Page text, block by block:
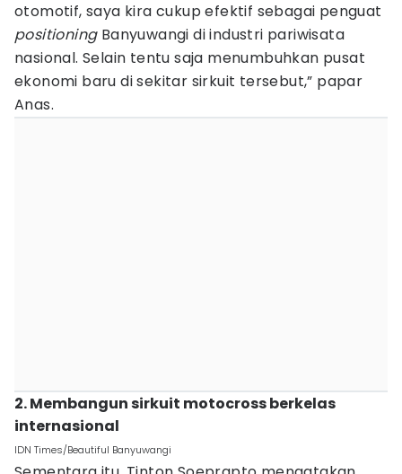
otomotif, saya kira cukup efektif sebagai penguat
positioning Banyuwangi di industri pariwisata
nasional. Selain tentu saja menumbuhkan pusat
ekonomi baru di sekitar sirkuit tersebut,” papar
Anas.
2. Membangun sirkuit motocross berkelas
internasional
IDN Times/Beautiful Banyuwangi